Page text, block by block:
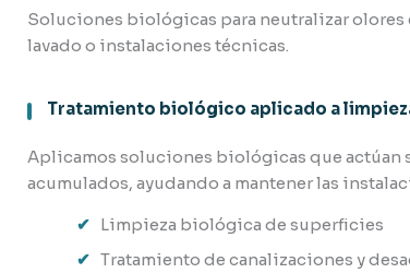
Soluciones biológicas para neutralizar olores
lavado o instalaciones técnicas.
Tratamiento biológico aplicado a
Aplicamos soluciones biológicas que actúan
acumulados, ayudando a mantener las
Limpieza biológica de superficies
Tratamiento de canalizaciones y